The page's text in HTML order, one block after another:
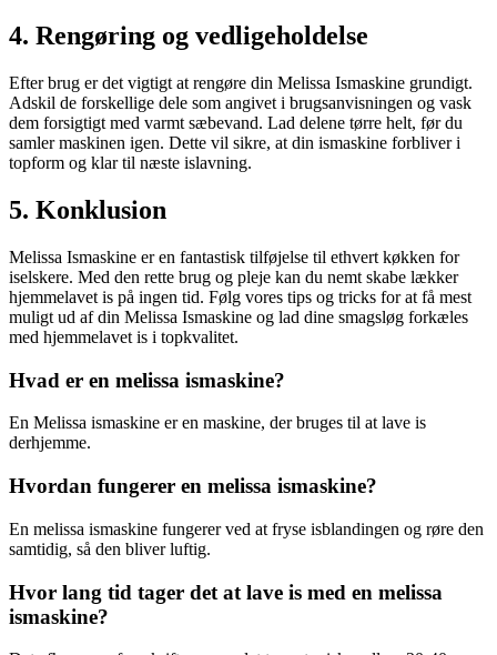
4. Rengøring og vedligeholdelse
Efter brug er det vigtigt at rengøre din Melissa Ismaskine grundigt.
Adskil de forskellige dele som angivet i brugsanvisningen og vask
dem forsigtigt med varmt sæbevand. Lad delene tørre helt, før du
samler maskinen igen. Dette vil sikre, at din ismaskine forbliver i
topform og klar til næste islavning.
5. Konklusion
Melissa Ismaskine er en fantastisk tilføjelse til ethvert køkken for
iselskere. Med den rette brug og pleje kan du nemt skabe lækker
hjemmelavet is på ingen tid. Følg vores tips og tricks for at få mest
muligt ud af din Melissa Ismaskine og lad dine smagsløg forkæles
med hjemmelavet is i topkvalitet.
Hvad er en melissa ismaskine?
En Melissa ismaskine er en maskine, der bruges til at lave is
derhjemme.
Hvordan fungerer en melissa ismaskine?
En melissa ismaskine fungerer ved at fryse isblandingen og røre den
samtidig, så den bliver luftig.
Hvor lang tid tager det at lave is med en melissa
ismaskine?